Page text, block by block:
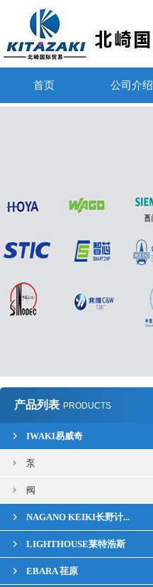
首页 公司介绍
产品列表 PRODUCTS
IWAKI易威奇
泵
阀
NAGANO KEIKI长野计...
LIGHTHOUSE莱特浩斯
EBARA 荏原